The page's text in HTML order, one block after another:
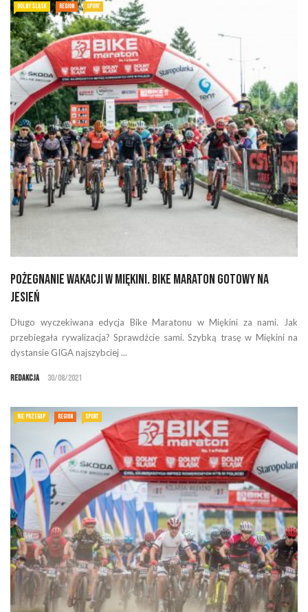
DOLNY ŚLĄSK REGION SPORT
Pożegnanie wakacji w Miękini. Bike Maraton gotowy na
jesień
Długo wyczekiwana edycja Bike Maratonu w Miękini za nami. Jak
przebiegała rywalizacja? Sprawdźcie sami. Szybką trasę w Miękini na
dystansie GIGA najszybciej ...
Redakcja 30/08/2021
NIE PRZEGAP REGION SPORT